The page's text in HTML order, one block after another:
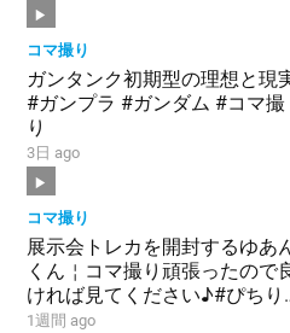
コマ撮り
ガンタンク初期型の理想と現
#ガンプラ #ガンダム #コマ撮
り
3日 ago
コマ撮り
展示会トレカを開封するゆあ
くん￤コマ撮り頑張ったので
ければ見てください♪#ぴちり
す #からぴち #ゆあんくん #グ
1週間 ago